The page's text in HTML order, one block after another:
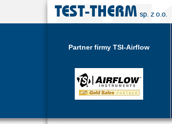
Partner firmy TSI-Airflow